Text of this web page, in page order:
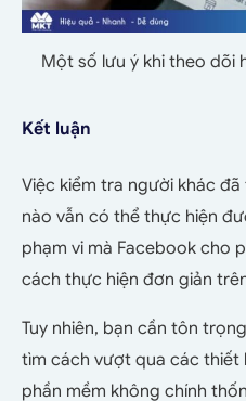
Một số lưu ý khi theo dõi
Kết luận
Việc kiểm tra người khác
nào vẫn có thể thực hiện
phạm vi mà Facebook cho
cách thực hiện đơn giản
Tuy nhiên, bạn cần tôn
tìm cách vượt qua các thiết
phần mềm không chính